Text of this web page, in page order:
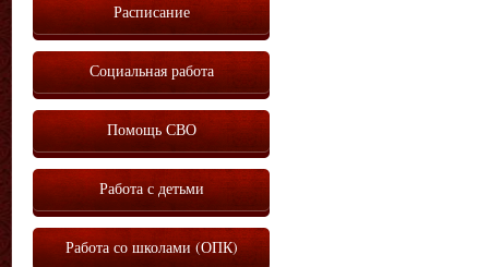
Расписание
Социальная работа
Помощь СВО
Работа с детьми
Работа со школами (ОПК)